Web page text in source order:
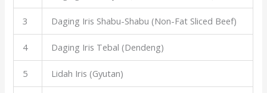
3 Daging Iris Shabu-Shabu (Non-Fat Sliced Beef)
4 Daging Iris Tebal (Dendeng)
5 Lidah Iris (Gyutan)